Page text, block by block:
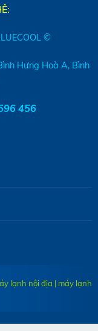
©
Hưng Hoà A, Bình
456
lạnh nội địa | máy lạnh